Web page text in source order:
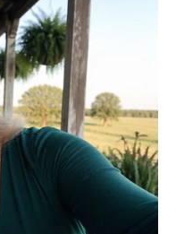
– čak i kada mu
tog štita stoji srce
iskreno,
je Lav dugo čekao –